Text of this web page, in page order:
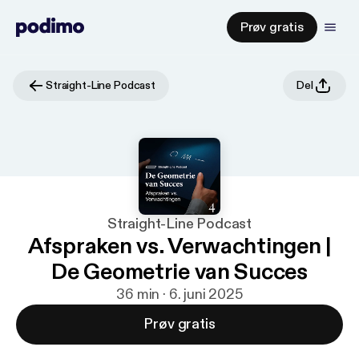
Prøv gratis
Straight-Line Podcast Del
Straight-Line Podcast
Afspraken vs. Verwachtingen |
De Geometrie van Succes
36 min · 6. juni 2025
Prøv gratis